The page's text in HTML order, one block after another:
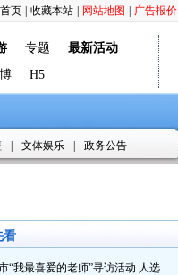
广告报价
网站地图
收藏本站
页
专题
最新活动
H5
文体娱乐 政务公告
看
第十届晋江市“我最喜爱的老师”寻访活动 人选推荐火热进行中 快来“秀”您最喜爱的老师